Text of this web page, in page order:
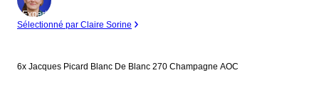
Expert
Sélectionné par Claire Sorine
6x Jacques Picard Blanc De Blanc 270 Champagne AOC